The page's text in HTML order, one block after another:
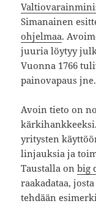
Simanainen
ohjelmaa.
juuria löytyy
Vuonna 1766
painovapaus jne.
Avoin tieto on
yritysten
linjauksia ja
Taustalla onbig
raakadataa,
tehdään